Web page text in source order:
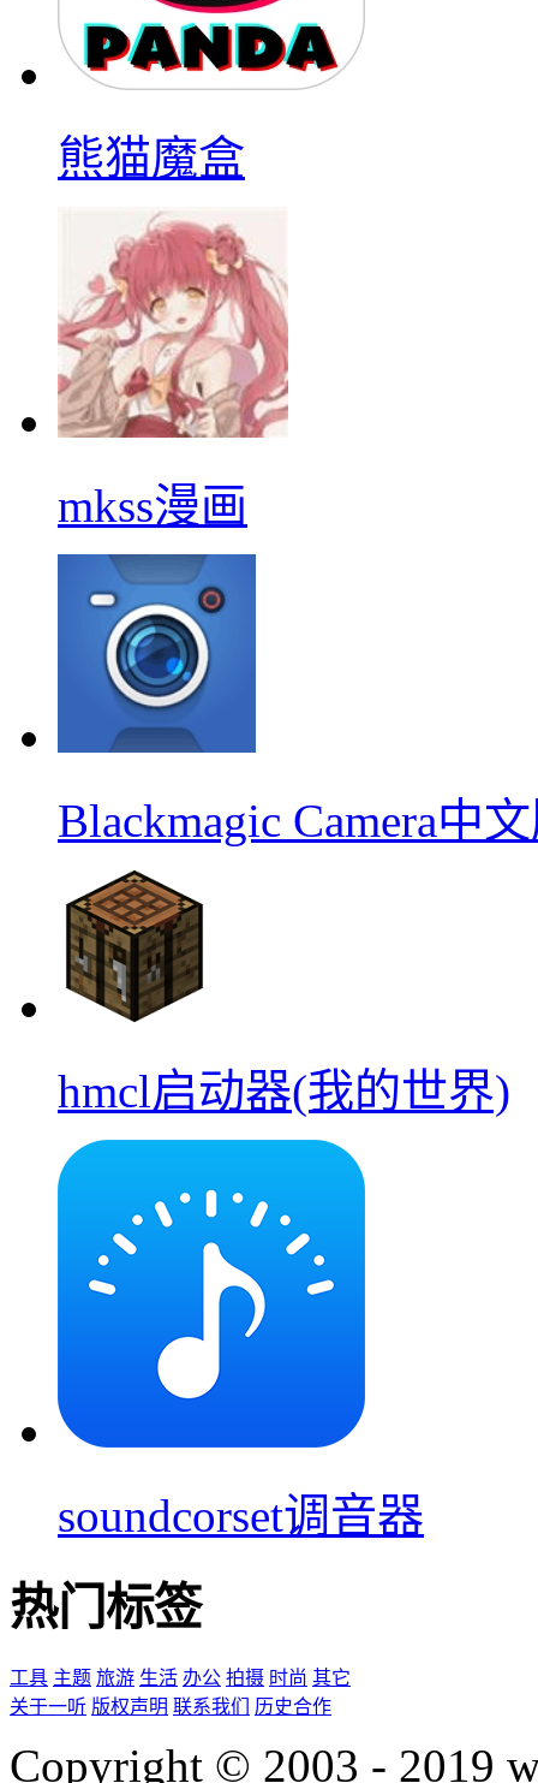
熊猫魔盒
mkss漫画
Blackmagic Camera中
hmcl启动器(我的世界)
soundcorset调音器
热门标签
工具 主题 旅游 生活 办公 拍摄 时尚 其它
关于一听 版权声明 联系我们 历史合作
Copyright © 2003 - 2019